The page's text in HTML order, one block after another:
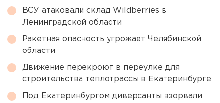
ВСУ атаковали склад Wildberries в
Ленинградской области
Ракетная опасность угрожает Челябинской
области
Движение перекроют в переулке для
строительства теплотрассы в Екатеринбурге
Под Екатеринбургом диверсанты взорвали